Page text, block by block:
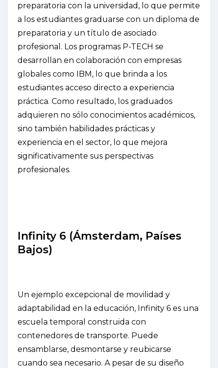
preparatoria con la universidad, lo que permite
a los estudiantes graduarse con un diploma de
preparatoria y un título de asociado
profesional. Los programas P-TECH se
desarrollan en colaboración con empresas
globales como IBM, lo que brinda a los
estudiantes acceso directo a experiencia
práctica. Como resultado, los graduados
adquieren no sólo conocimientos académicos,
sino también habilidades prácticas y
experiencia en el sector, lo que mejora
significativamente sus perspectivas
profesionales.
Infinity 6 (Ámsterdam, Países
Bajos)
Un ejemplo excepcional de movilidad y
adaptabilidad en la educación, Infinity 6 es una
escuela temporal construida con
contenedores de transporte. Puede
ensamblarse, desmontarse y reubicarse
cuando sea necesario. A pesar de su diseño